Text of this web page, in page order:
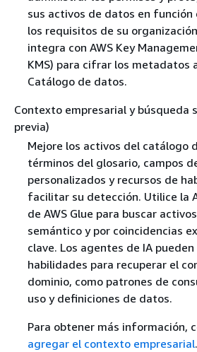
sus activos de datos en función
los requisitos de su
integra con AWS Key
KMS) para cifrar los metadatos
Catálogo de datos.
Contexto empresarial y búsqueda
previa)
Mejore los activos del catálogo
términos del glosario, campos
personalizados y recursos de
facilitar su detección. Utilice la
de AWS Glue para buscar
semántico y por coincidencias
clave. Los agentes de IA
habilidades para recuperar el
dominio, como patrones de
uso y definiciones de datos.
Para obtener más información,
agregar el contexto empresarial.